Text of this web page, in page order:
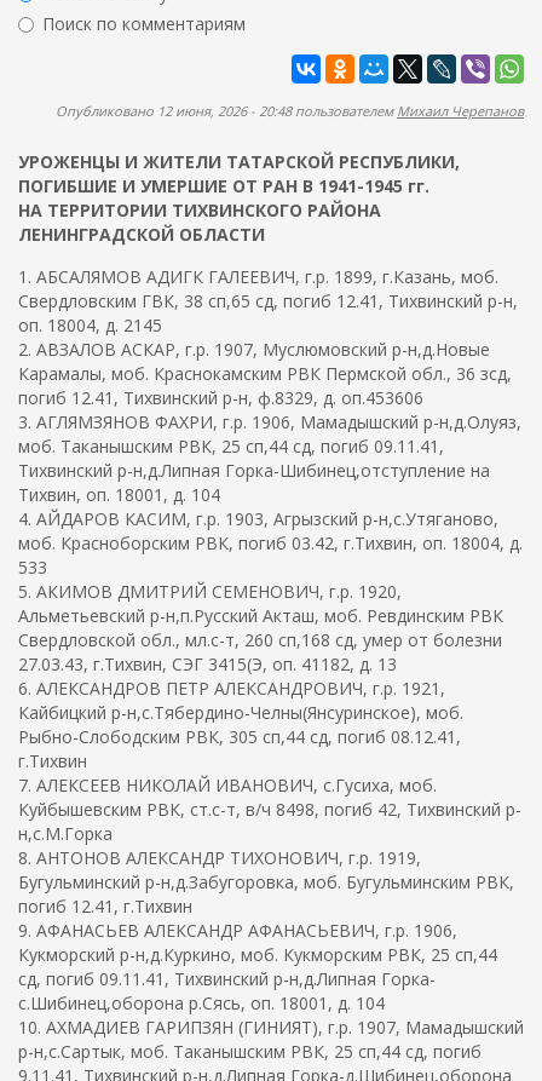
р
и
с
к
а
Поиск по комментариям
Опубликовано 12 июня, 2026 - 20:48 пользователем Михаил Черепанов
УРОЖЕНЦЫ И ЖИТЕЛИ ТАТАРСКОЙ РЕСПУБЛИКИ,
ПОГИБШИЕ И УМЕРШИЕ ОТ РАН В 1941-1945 гг.
НА ТЕРРИТОРИИ ТИХВИНСКОГО РАЙОНА
ЛЕНИНГРАДСКОЙ ОБЛАСТИ
1. АБСАЛЯМОВ АДИГК ГАЛЕЕВИЧ, г.р. 1899, г.Казань, моб.
Свердловским ГВК, 38 сп,65 сд, погиб 12.41, Тихвинский р-н,
оп. 18004, д. 2145
2. АВЗАЛОВ АСКАР, г.р. 1907, Муслюмовский р-н,д.Новые
Карамалы, моб. Краснокамским РВК Пермской обл., 36 зсд,
погиб 12.41, Тихвинский р-н, ф.8329, д. оп.453606
3. АГЛЯМЗЯНОВ ФАХРИ, г.р. 1906, Мамадышский р-н,д.Олуяз,
моб. Таканышским РВК, 25 сп,44 сд, погиб 09.11.41,
Тихвинский р-н,д.Липная Горка-Шибинец,отступление на
Тихвин, оп. 18001, д. 104
4. АЙДАРОВ КАСИМ, г.р. 1903, Агрызский р-н,с.Утяганово,
моб. Красноборским РВК, погиб 03.42, г.Тихвин, оп. 18004, д.
533
5. АКИМОВ ДМИТРИЙ СЕМЕНОВИЧ, г.р. 1920,
Альметьевский р-н,п.Русский Акташ, моб. Ревдинским РВК
Свердловской обл., мл.с-т, 260 сп,168 сд, умер от болезни
27.03.43, г.Тихвин, СЭГ 3415(Э, оп. 41182, д. 13
6. АЛЕКСАНДРОВ ПЕТР АЛЕКСАНДРОВИЧ, г.р. 1921,
Кайбицкий р-н,с.Тябердино-Челны(Янсуринское), моб.
Рыбно-Слободским РВК, 305 сп,44 сд, погиб 08.12.41,
г.Тихвин
7. АЛЕКСЕЕВ НИКОЛАЙ ИВАНОВИЧ, с.Гусиха, моб.
Куйбышевским РВК, ст.с-т, в/ч 8498, погиб 42, Тихвинский р-
н,с.М.Горка
8. АНТОНОВ АЛЕКСАНДР ТИХОНОВИЧ, г.р. 1919,
Бугульминский р-н,д.Забугоровка, моб. Бугульминским РВК,
погиб 12.41, г.Тихвин
9. АФАНАСЬЕВ АЛЕКСАНДР АФАНАСЬЕВИЧ, г.р. 1906,
Кукморский р-н,д.Куркино, моб. Кукморским РВК, 25 сп,44
сд, погиб 09.11.41, Тихвинский р-н,д.Липная Горка-
с.Шибинец,оборона р.Сясь, оп. 18001, д. 104
10. АХМАДИЕВ ГАРИПЗЯН (ГИНИЯТ), г.р. 1907, Мамадышский
р-н,с.Сартык, моб. Таканышским РВК, 25 сп,44 сд, погиб
9.11.41, Тихвинский р-н,д.Липная Горка-д.Шибинец,оборона